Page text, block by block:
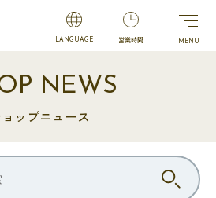
LANGUAGE 営業時間
NEWS
ップニュース